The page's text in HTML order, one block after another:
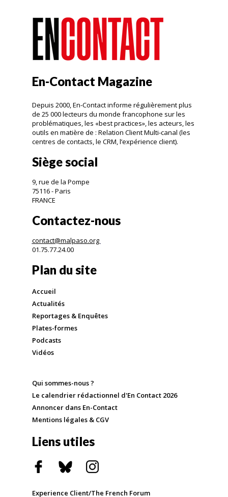
En-Contact Magazine
Depuis 2000, En-Contact informe régulièrement plus
de 25 000 lecteurs du monde francophone sur les
problématiques, les «best practices», les acteurs, les
outils en matière de : Relation Client Multi-canal (les
centres de contacts, le CRM, l’expérience client).
Siège social
9, rue de la Pompe
75116 - Paris
FRANCE
Contactez-nous
contact@malpaso.org
01.75.77.24.00
Plan du site
Accueil
Actualités
Reportages & Enquêtes
Plates-formes
Podcasts
Vidéos
Qui sommes-nous ?
Le calendrier rédactionnel d'En Contact 2026
Annoncer dans En-Contact
Mentions légales & CGV
Liens utiles
Experience Client/The French Forum